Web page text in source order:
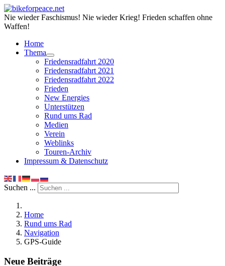
Nie wieder Faschismus! Nie wieder Krieg! Frieden schaffen ohne
Waffen!
Home
Thema
Friedensradfahrt 2020
Friedensradfahrt 2021
Friedensradfahrt 2022
Frieden
New Energies
Unterstützen
Rund ums Rad
Medien
Verein
Weblinks
Touren-Archiv
Impressum & Datenschutz
Suchen ...
Home
Rund ums Rad
Navigation
GPS-Guide
Neue Beiträge